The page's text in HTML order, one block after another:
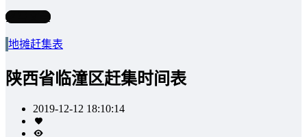
写文章
地摊赶集表
陕西省临潼区赶集时间表
2019-12-12 18:10:14